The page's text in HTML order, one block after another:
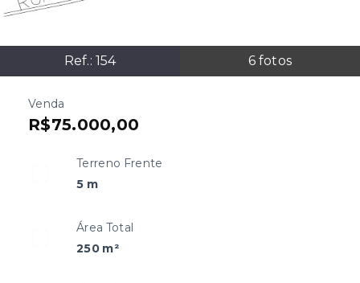
Ref.: 154 6 fotos
Venda
R$75.000,00
Terreno Frente
5 m
Área Total
250 m²